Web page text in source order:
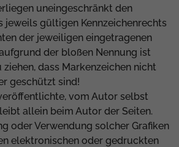
uneingeschränkt den
jeweils gültigen Kennzeichenrechts
der jeweiligen eingetragenen
der bloßen Nennung ist
dass Markenzeichen nicht
geschützt sind!
vom Autor selbst
allein beim Autor der Seiten.
oder Verwendung solcher Grafiken
elektronischen oder gedruckten